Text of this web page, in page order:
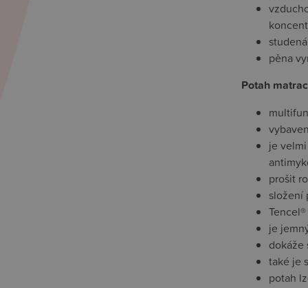
pěna
Potah
je
prošit
složení
je
dokáže
také je
potah